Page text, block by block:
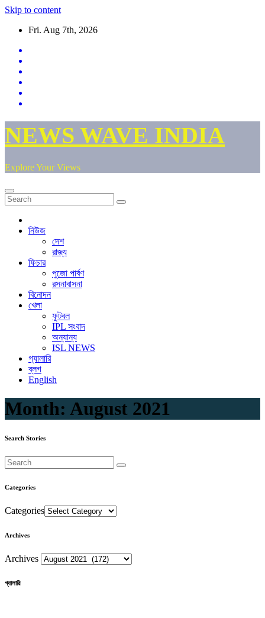
Skip to content
Fri. Aug 7th, 2026
NEWS WAVE INDIA
Explore Your Views
নিউজ
দেশ
রাজ্য
ফিচার
পুজো পার্বণ
রসনাবাসনা
বিনোদন
খেলা
ফুটবল
IPL সংবাদ
অন্যান্য
ISL NEWS
গ্যালারি
ব্লগ
English
Month: August 2021
Search Stories
Categories
Categories
Archives
Archives
গ্যালারি